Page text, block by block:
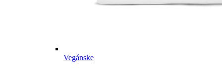
Vegánske